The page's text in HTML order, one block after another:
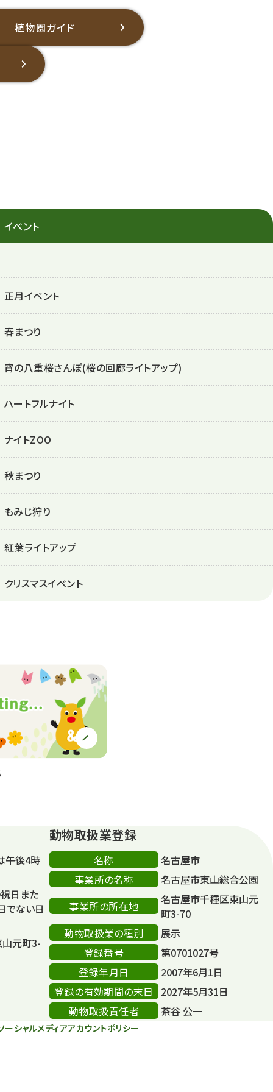
植物園ガイド
イベント
正月イベント
春まつり
宵の八重桜さんぽ(桜の回廊ライトアップ)
ハートフルナイト
ナイトZOO
秋まつり
もみじ狩り
紅葉ライトアップ
クリスマスイベント
午後4時
日また
でない日
元町3-
動物取扱業登録
名称
名古屋市
事業所の名称
名古屋市東山総合公園
事業所の所在地
名古屋市千種区東山元
町3-70
動物取扱業の種別
展示
登録番号
第0701027号
登録年月日
2007年6月1日
登録の有効期間の末日
2027年5月31日
動物取扱責任者
茶谷 公一
ーシャルメディアアカウントポリシー